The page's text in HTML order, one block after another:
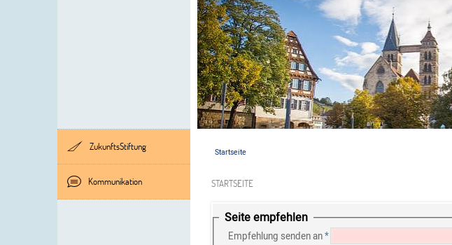
ZukunftsStiftung
Kommunikation
Startseite
STARTSEITE
Seite empfehlen
Empfehlung senden an*